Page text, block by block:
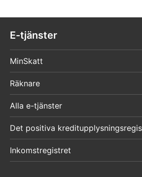
E-tjänster
MinSkatt
Räknare
Alla e-tjänster
Det positiva
Inkomstregistret